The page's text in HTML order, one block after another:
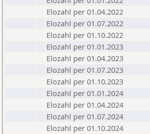
Elozahl per 01.04.2022
Elozahl per 01.07.2022
Elozahl per 01.10.2022
Elozahl per 01.01.2023
Elozahl per 01.04.2023
Elozahl per 01.07.2023
Elozahl per 01.10.2023
Elozahl per 01.01.2024
Elozahl per 01.04.2024
Elozahl per 01.07.2024
Elozahl per 01.10.2024